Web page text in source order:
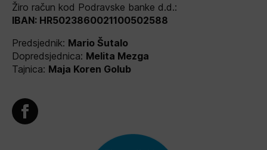
Žiro račun kod Podravske banke d.d.:
IBAN: HR5023860021100502588
Predsjednik: Mario Šutalo
Dopredsjednica: Melita Mezga
Tajnica: Maja Koren Golub